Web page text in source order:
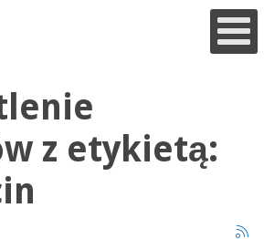
z etykietą: